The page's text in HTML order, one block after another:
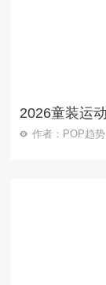
2026童装运
作者：POP趋势